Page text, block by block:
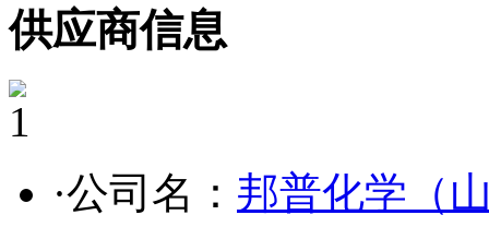
供应商信息
1
·公司名： 邦普化学（